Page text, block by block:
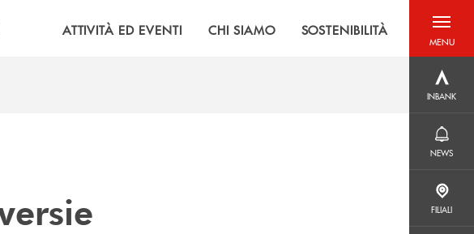
ATTIVITÀ ED EVENTI CHI SIAMO SOSTENIBILITÀ
MENU
menu
INBANK
NEWS
FILIALI